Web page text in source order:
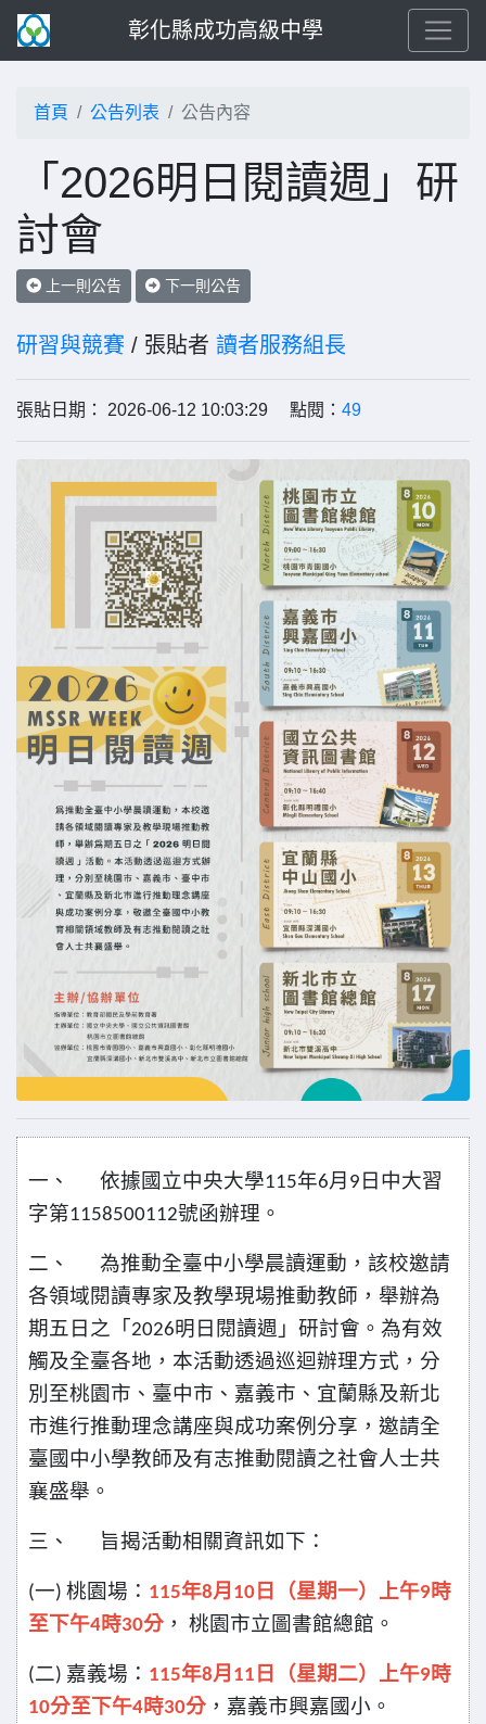
彰化縣成功高級中學
首頁 公告列表 公告內容
「2026明日閱讀週」研
討會
上一則公告 下一則公告
研習與競賽 / 張貼者 讀者服務組長
張貼日期： 2026-06-12 10:03:29 點閱： 49
一、 依據國立中央大學115年6月 9 日中大習
字第1158500112號函辦理。
二、
為推動全臺中小學晨讀運動，該校邀請
各領域閱讀專家及教學現場推動教師，舉辦為
期五日之「 2026明日閱讀週」研討會。為有效
觸及全臺各地，本活動透過巡迴辦理方式，分
別至桃園市、臺中市、嘉義市、宜蘭縣及新北
市進行推動理念講座與成功案例分享，邀請全
臺國中小學教師及有志推動閱讀之社會人士共
襄盛舉。
三、 旨揭活動相關資訊如下：
(一) 桃園場： 115年8月 10 日（星期一）上午9時
至下午4時30分 ， 桃園市立圖書館總館。
(二) 嘉義場： 115年8月 11 日（星期二）上午9時
10分至下午4時30分 ，嘉義市興嘉國小。